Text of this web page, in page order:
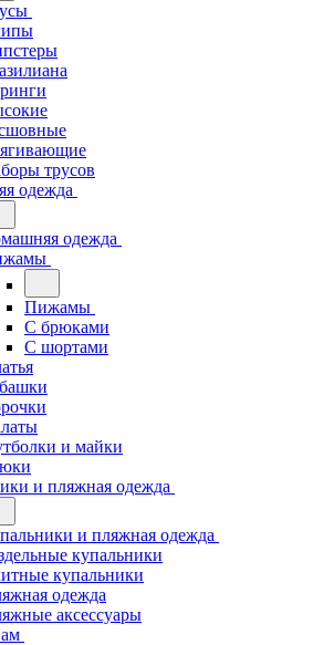
трусов
одежда
одежда
Пижамы
С брюками
С шортами
и майки
и пляжная одежда
и пляжная одежда
купальники
купальники
одежда
аксессуары